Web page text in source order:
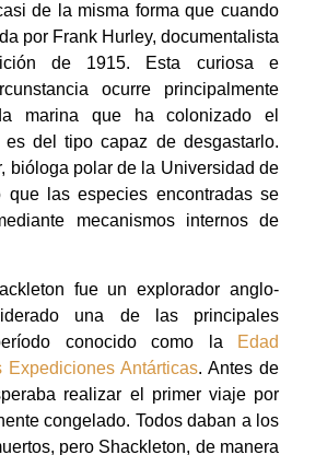
de la misma forma que cuando
por Frank Hurley, documentalista
de 1915. Esta curiosa e
ocurre principalmente
marina que ha colonizado el
es del tipo capaz de desgastarlo.
bióloga polar de la Universidad de
que las especies encontradas se
mecanismos internos de
fue un explorador anglo-
una de las principales
conocido como la
Edad
Expediciones Antárticas. Antes de
realizar el primer viaje por
congelado. Todos daban a los
pero Shackleton, de manera